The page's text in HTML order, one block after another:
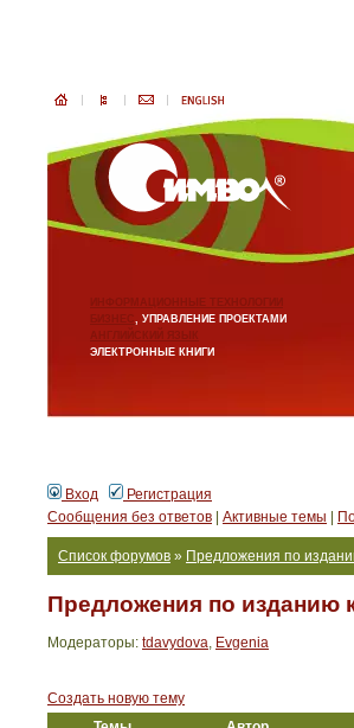
ИНФОРМАЦИОННЫЕ ТЕХНОЛОГИИ
БИЗНЕС, УПРАВЛЕНИЕ ПРОЕКТАМИ
АНГЛИЙСКИЙ ЯЗЫК
ЭЛЕКТРОННЫЕ КНИГИ
Вход
Регистрация
Сообщения без ответов
Активные темы
Список форумов » Предложения по
Предложения по изданию
Модераторы: tdavydova, Evgenia
Создать новую тему